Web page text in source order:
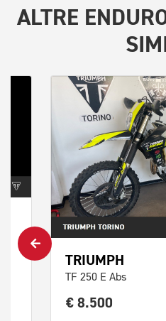
ALTRE
TRIUMPH
TF 250 E Abs
€ 8.500